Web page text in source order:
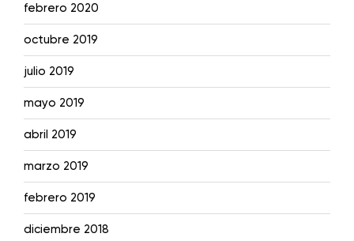
febrero 2020
octubre 2019
julio 2019
mayo 2019
abril 2019
marzo 2019
febrero 2019
diciembre 2018